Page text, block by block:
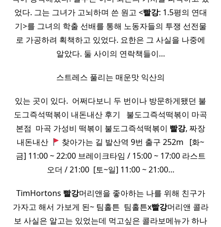
었다. 그는 그녀가 고뇌하며 쓴 원고 <빨강: 1.5평의 연대
기>를 그녀의 학출 선배를 통해 노동자들의 투쟁 선전물
로 가공하려 획책하고 있었다. 요한은 그 사실을 나중에
알았다. 둘 사이의 연락책들이…
스트레스 풀리는 매운맛 익산의
있는 곳이 있다. ​ 어쩌다보니 두 번이나 방문하게됐던 불
도그즉석떡볶이 내돈내산 후기 ​ ​ 불도그즉석떡볶이 마곡
본점 ​ 마곡 가성비 떡볶이 불도그즉석떡볶이 빨강, 짜장
내돈내산
찾아가는 길 발산역 9번 출구 252m ​ ​ [화~
금] 11:00 ~ 22:00 브레이크타임 / 15:00 ~ 17:00 라스트
오더 / 21:00 ​ [토~일] 11:00 ~ 21:00…
TimHortons 빨강머리앤을 좋아하는 나를 위해 친구가
가자고 해서 가보게 된~ 팀홀튼 ​ 팀홀튼x빨강머리앤 콜라
보 사실은 알고는 있었는데 먹고싶은 콜라보메뉴가 하나